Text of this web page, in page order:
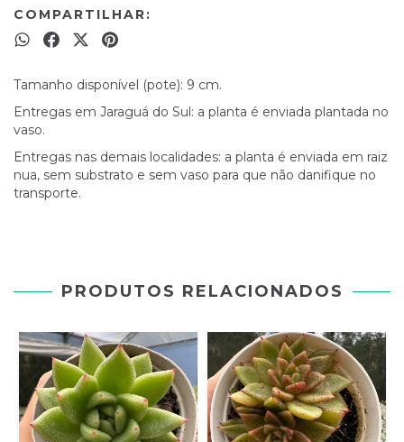
COMPARTILHAR:
Tamanho disponível (pote): 9 cm.
Entregas em Jaraguá do Sul: a planta é enviada plantada no
vaso.
Entregas nas demais localidades: a planta é enviada em raiz
nua, sem substrato e sem vaso para que não danifique no
transporte.
PRODUTOS RELACIONADOS